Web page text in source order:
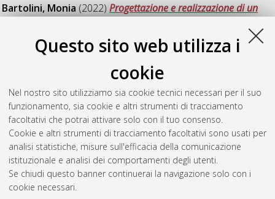
Questo sito web utilizza i
cookie
Nel nostro sito utilizziamo sia cookie tecnici necessari per il suo
funzionamento, sia cookie e altri strumenti di tracciamento
facoltativi che potrai attivare solo con il tuo consenso.
Cookie e altri strumenti di tracciamento facoltativi sono usati per
analisi statistiche, misure sull'efficacia della comunicazione
istituzionale e analisi dei comportamenti degli utenti.
Se chiudi questo banner continuerai la navigazione solo con i
cookie necessari.
Bartolini, Monia(2022)Progettazione e realizzazione di un
database mediante software open source per l'analisi della
[Laurea magistrale],
Università di Bologna, Corso di Studio inIngegneria civile [LM-
the Bologna Case Study.[Laurea magistrale], Università di
Bologna, Corso di Studio in Civil engineering [LM-DM270]
Documento full-text non disponibile
Questa lista e' stata generata ilSat Aug 8 10:58:49 2026
CEST